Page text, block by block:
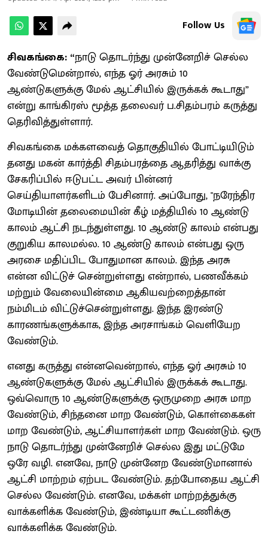
Follow Us
சிவகங்கை: “நாடு தொடர்ந்து முன்னேறிச் செல்ல
வேண்டுமென்றால், எந்த ஓர் அரசும் 10
ஆண்டுகளுக்கு மேல் ஆட்சியில் இருக்கக் கூடாது”
என்று காங்கிரஸ் மூத்த தலைவர் ப.சிதம்பரம் கருத்து
தெரிவித்துள்ளார்.
சிவகங்கை மக்களவைத் தொகுதியில் போட்டியிடும்
தனது மகன் கார்த்தி சிதம்பரத்தை ஆதரித்து வாக்கு
சேகரிப்பில் ஈடுபட்ட அவர் பின்னர்
செய்தியாளர்களிடம் பேசினார். அப்போது, "நரேந்திர
மோடியின் தலைமையின் கீழ் மத்தியில் 10 ஆண்டு
காலம் ஆட்சி நடந்துள்ளது. 10 ஆண்டு காலம் என்பது
குறுகிய காலமல்ல. 10 ஆண்டு காலம் என்பது ஒரு
அரசை மதிப்பிட போதுமான காலம். இந்த அரசு
என்ன விட்டுச் சென்றுள்ளது என்றால், பணவீக்கம்
மற்றும் வேலையின்மை ஆகியவற்றைத்தான்
நம்மிடம் விட்டுச்சென்றுள்ளது. இந்த இரண்டு
காரணங்களுக்காக, இந்த அரசாங்கம் வெளியேற
வேண்டும்.
எனது கருத்து என்னவென்றால், எந்த ஓர் அரசும் 10
ஆண்டுகளுக்கு மேல் ஆட்சியில் இருக்கக் கூடாது.
ஒவ்வொரு 10 ஆண்டுகளுக்கு ஒருமுறை அரசு மாற
வேண்டும், சிந்தனை மாற வேண்டும், கொள்கைகள்
மாற வேண்டும், ஆட்சியாளர்கள் மாற வேண்டும். ஒரு
நாடு தொடர்ந்து முன்னேறிச் செல்ல இது மட்டுமே
ஒரே வழி. எனவே, நாடு முன்னேற வேண்டுமானால்
ஆட்சி மாற்றம் ஏற்பட வேண்டும். தற்போதைய ஆட்சி
செல்ல வேண்டும். எனவே, மக்கள் மாற்றத்துக்கு
வாக்களிக்க வேண்டும், இண்டியா கூட்டணிக்கு
வாக்களிக்க வேண்டும்.